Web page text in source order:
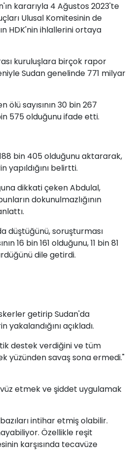
kararıyla 4 Ağustos 2023'te
Ulusal Komitesinin de
HDK'nin ihlallerini ortaya
kuruluşlara birçok rapor
Sudan genelinde 771 milyar
sayısının 30 bin 267
575 olduğunu ifade etti.
188 bin 405 olduğunu aktararak,
yapıldığını belirtti.
dikkati çeken Abdulal,
dokunulmazlığının
düştüğünü, soruşturması
16 bin 161 olduğunu, 11 bin 81
dile getirdi.
getirip Sudan'da
yakalandığını açıkladı.
destek verdiğini ve tüm
yüzünden savaş sona ermedi."
etmek ve şiddet uygulamak
intihar etmiş olabilir.
Özellikle reşit
karşısında tecavüze